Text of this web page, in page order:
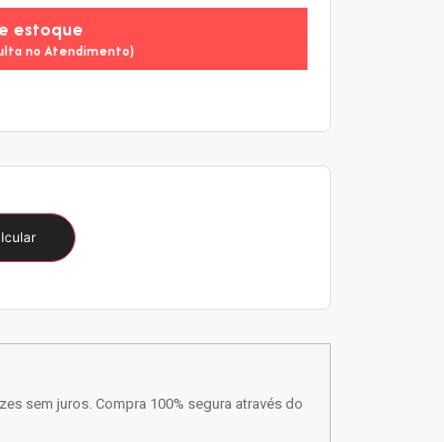
estoque
no Atendimento)
sem juros. Compra 100% segura através do